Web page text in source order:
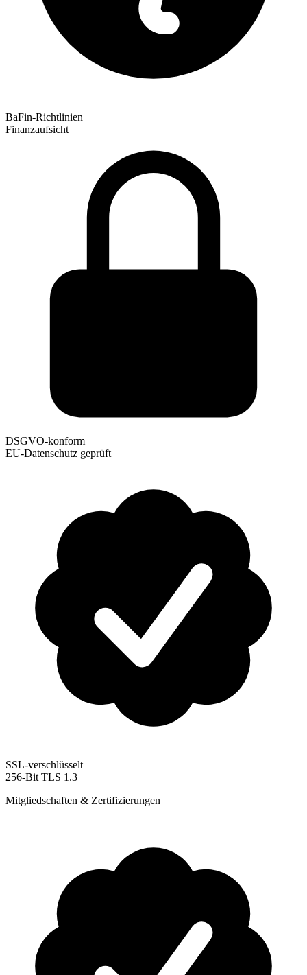
BaFin-Richtlinien
Finanzaufsicht
DSGVO-konform
EU-Datenschutz geprüft
SSL-verschlüsselt
256-Bit TLS 1.3
Mitgliedschaften & Zertifizierungen